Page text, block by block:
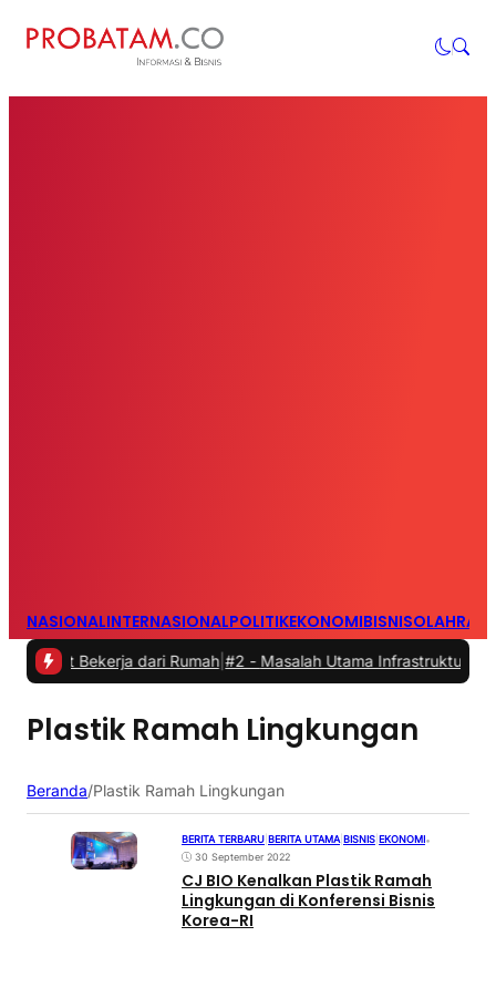
NASIONALINTERNASIONALPOLITIKEKONOMIBISNIS
Bekerja dari Rumah |#2 -Masalah Utama Infrastruktur
Plastik Ramah Lingkungan
Beranda/Plastik Ramah Lingkungan
BERITA TERBARU BERITA UTAMA| BISNIS EKONOMI •
30 September 2022
CJ BIO Kenalkan Plastik Ramah
Lingkungan di Konferensi Bisnis
Korea-RI